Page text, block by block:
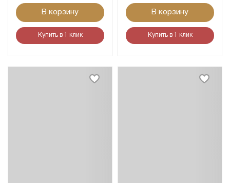
В корзину
Купить в 1 клик
В корзину
Купить в 1 клик